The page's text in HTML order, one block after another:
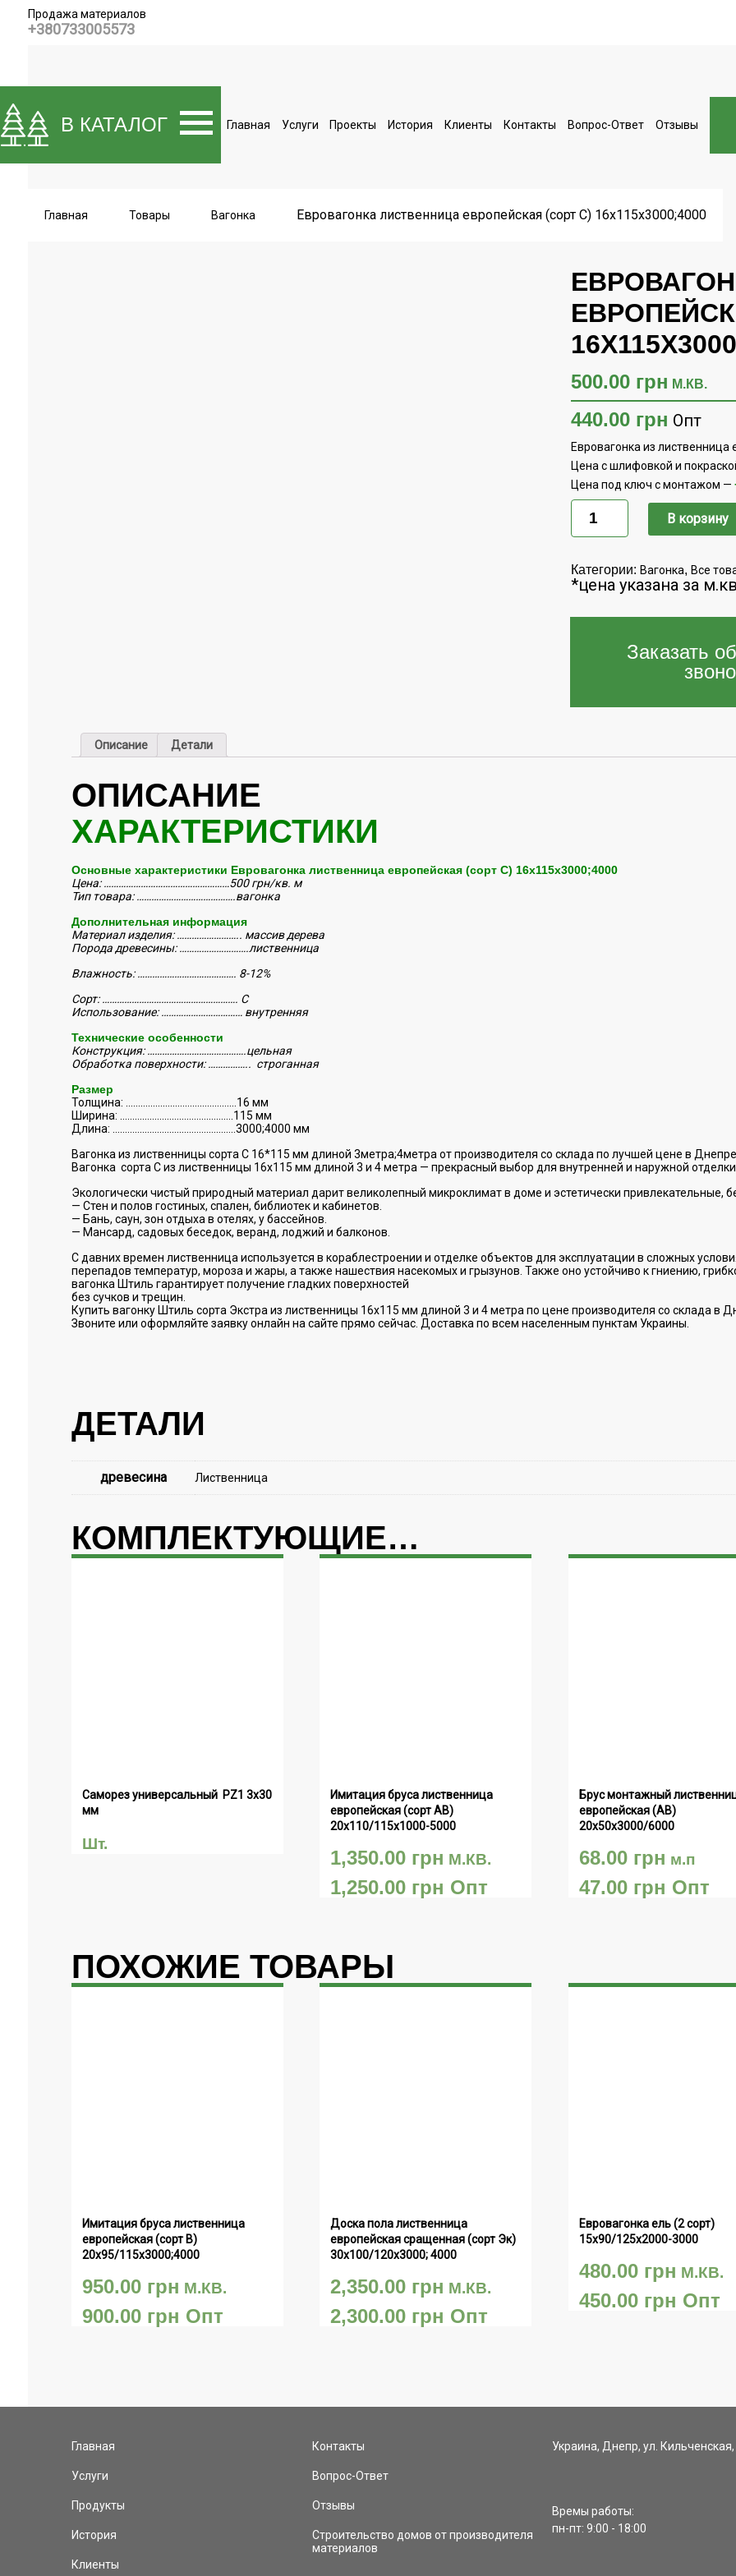
Продажа материалов
+380733005573
В КАТАЛОГ Главная Услуги Проекты История Клиенты Контакты Вопрос-Ответ Отзывы
Главная Товары Вагонка Евровагонка лиственница европейская (сорт С) 16х115х3000;4000
500.00 грн М.КВ.
440.00 грн Опт
Евровагонка из
Цена с шлифовкой и
Цена под ключ с монтажом —
Количество
Евровагонка
лиственница
европейская
С)
16х115х3000;4000
В корзину
Категории:Вагонка,Все
*цена указана за
Заказать
Описание Детали
ОПИСАНИЕ
ХАРАКТЕРИСТИКИ
Основные характеристики Евровагонка лиственница европейская (сорт С) 16х115х3000;4000
Цена: ……………………………………………500 грн/кв. м
Тип товара: ………………………………….вагонка
Дополнительная информация
Материал изделия: …………………….. массив дерева
Порода древесины: ……………………….лиственница
Влажность: …………………………………. 8-12%
Сорт: ………………………………………………. С
Использование: …………………………… внутренняя
Технические особенности
Конструкция: ………………………………….цельная
Обработка поверхности: …………….. строганная
Размер
Толщина: ………………………………………16 мм
Ширина: ……………………………………….115 мм
Длина: …………………………………………..3000;4000 мм
Вагонка из лиственницы сорта С 16*115 мм длиной 3метра;4метра от производителя со склада по лучшей цене в Днепре
Вагонка сорта С из лиственницы 16х115 мм длиной 3 и 4 метра — прекрасный выбор для внутренней и наружной
Экологически чистый природный материал дарит великолепный микроклимат в доме и эстетически привлекательные,
— Стен и полов гостиных, спален, библиотек и кабинетов.
— Бань, саун, зон отдыха в отелях, у бассейнов.
— Мансард, садовых беседок, веранд, лоджий и балконов.
С давних времен лиственница используется в кораблестроении и отделке объектов для эксплуатации в сложных
перепадов температур, мороза и жары, а также нашествия насекомых и грызунов. Также оно устойчиво к гниению,
вагонка Штиль гарантирует получение гладких поверхностей
без сучков и трещин.
Купить вагонку Штиль сорта Экстра из лиственницы 16х115 мм длиной 3 и 4 метра по цене производителя со склада в
Звоните или оформляйте заявку онлайн на сайте прямо сейчас. Доставка по всем населенным пунктам Украины.
ДЕТАЛИ
древесина Лиственница
КОМПЛЕКТУЮЩИЕ…
Саморез универсальный  PZ1 3х30
мм
Шт.
Имитация бруса лиственница
европейская (сорт АВ)
20х110/115х1000-5000
1,350.00 грн М.КВ.
1,250.00 грн Опт
Брус монтажный
европейская (АВ)
20х50х3000/6000
68.00 грн м.п
47.00 грн Опт
ПОХОЖИЕ ТОВАРЫ
Имитация бруса лиственница
европейская (сорт В)
20х95/115х3000;4000
950.00 грн М.КВ.
900.00 грн Опт
Доска пола лиственница
европейская сращенная (сорт Эк)
30х100/120х3000; 4000
2,350.00 грн М.КВ.
2,300.00 грн Опт
Евровагонка ель (2 сорт)
15х90/125х2000-3000
480.00 грн М.КВ.
450.00 грн Опт
Главная
Услуги
Продукты
История
Клиенты
Контакты
Вопрос-Ответ
Отзывы
Строительство домов от производителя
материалов
Украина, Днепр, ул. Кильченская,
Времы работы:
пн-пт: 9:00 - 18:00